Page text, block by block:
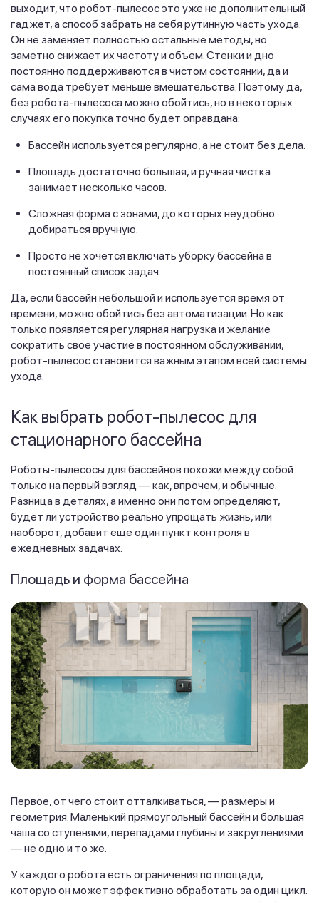
выходит, что робот-пылесос это уже не дополнительный
гаджет, а способ забрать на себя рутинную часть ухода.
Он не заменяет полностью остальные методы, но
заметно снижает их частоту и объем. Стенки и дно
постоянно поддерживаются в чистом состоянии, да и
сама вода требует меньше вмешательства. Поэтому да,
без робота-пылесоса можно обойтись, но в некоторых
случаях его покупка точно будет оправдана:
Бассейн используется регулярно, а не стоит без дела.
Площадь достаточно большая, и ручная чистка
занимает несколько часов.
Сложная форма с зонами, до которых неудобно
добираться вручную.
Просто не хочется включать уборку бассейна в
постоянный список задач.
Да, если бассейн небольшой и используется время от
времени, можно обойтись без автоматизации. Но как
только появляется регулярная нагрузка и желание
сократить свое участие в постоянном обслуживании,
робот-пылесос становится важным этапом всей системы
ухода.
Как выбрать робот-пылесос для
стационарного бассейна
Роботы-пылесосы для бассейнов похожи между собой
только на первый взгляд — как, впрочем, и обычные.
Разница в деталях, а именно они потом определяют,
будет ли устройство реально упрощать жизнь, или
наоборот, добавит еще один пункт контроля в
ежедневных задачах.
Площадь и форма бассейна
Первое, от чего стоит отталкиваться, — размеры и
геометрия. Маленький прямоугольный бассейн и большая
чаша со ступенями, перепадами глубины и закруглениями
— не одно и то же.
У каждого робота есть ограничения по площади,
которую он может эффективно обработать за один цикл.